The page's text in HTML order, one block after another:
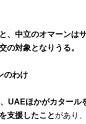
、中立のオマーンは
の対象となりうる。
のわけ
UAEほかがカタール
支援したことがあり